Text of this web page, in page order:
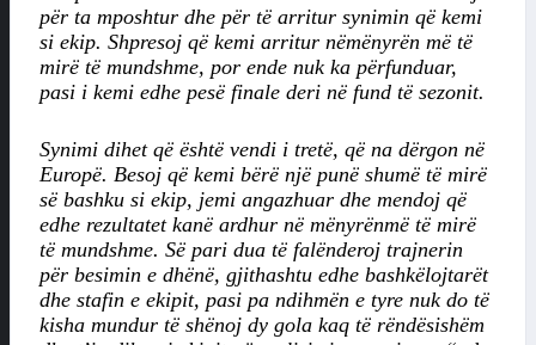
për ta mposhtur dhe për të arritur synimin që kemi
si ekip. Shpresoj që kemi arritur nëmënyrën më të
mirë të mundshme, por ende nuk ka përfunduar,
pasi i kemi edhe pesë finale deri në fund të sezonit.
Synimi dihet që është vendi i tretë, që na dërgon në
Europë. Besoj që kemi bërë një punë shumë të mirë
së bashku si ekip, jemi angazhuar dhe mendoj që
edhe rezultatet kanë ardhur në mënyrënmë të mirë
të mundshme. Së pari dua të falënderoj trajnerin
për besimin e dhënë, gjithashtu edhe bashkëlojtarët
dhe stafin e ekipit, pasi pa ndihmën e tyre nuk do të
kisha mundur të shënoj dy gola kaq të rëndësishëm